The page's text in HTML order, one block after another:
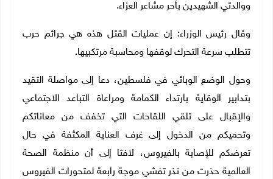
ووالدتي الشهيدين بأحر مشاعر العزاء.
وقال رئيس الوزراء: إن عمليات القتل هذه هي جرائم حرب
تتطلب سرعة التحرك لوقفها ومحاسبة مرتكبيها.
وحول الوضع الوبائي في فلسطين، دعا إلى مواصلة التقيد
بتدابير الوقاية بارتداء الكمامة ومراعاة التباعد الاجتماعي
والإقبال على تلقي اللقاحات التي تخفف من معاناتكم
وتحميكم من الدخول إلى غرف العناية المكثفة في حال
تعرضكم للإصابة بالفيروس، لافتا إلى أن منظمة الصحة
العالمية حذرت من نذر تفشي موجة رابعة لمتحورات الفيروس